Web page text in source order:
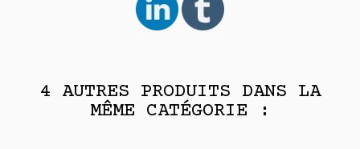
4 AUTRES PRODUITS DANS LA
MÊME CATÉGORIE :